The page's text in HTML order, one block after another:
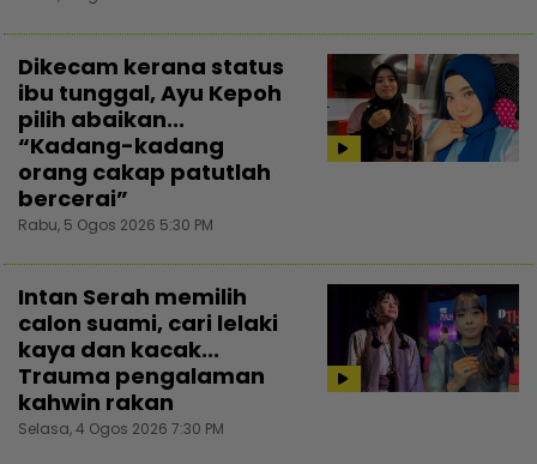
Dikecam kerana status
ibu tunggal, Ayu Kepoh
pilih abaikan...
“Kadang-kadang
orang cakap patutlah
bercerai”
Rabu, 5 Ogos 2026 5:30 PM
Intan Serah memilih
calon suami, cari lelaki
kaya dan kacak...
Trauma pengalaman
kahwin rakan
Selasa, 4 Ogos 2026 7:30 PM